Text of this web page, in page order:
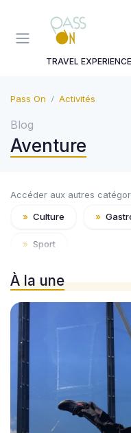
TRAVEL
Pass On Activités
Blog
Aventure
Accéder aux autres
» Culture »
» Sport
À la une